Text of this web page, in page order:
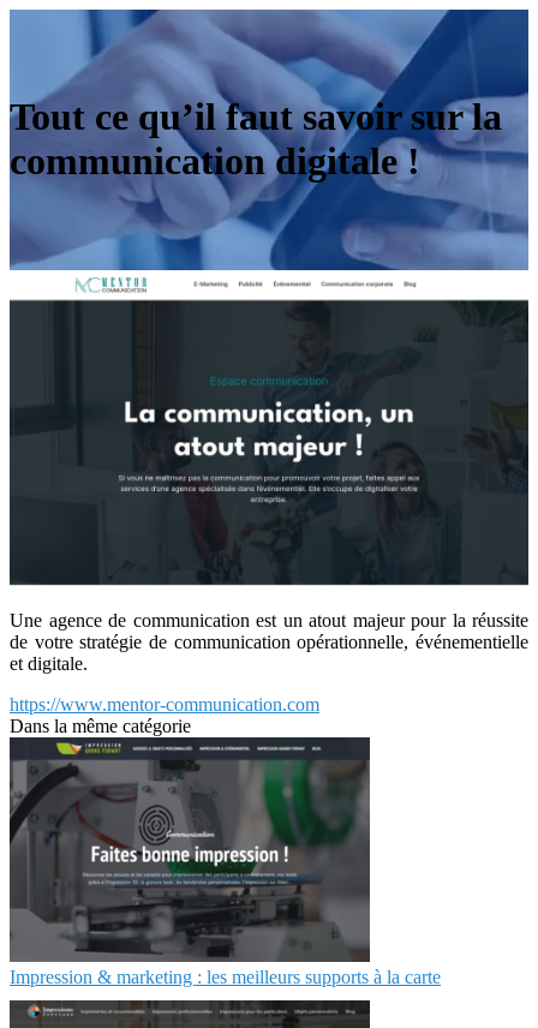
Tout ce qu’il faut savoir sur la
communication digitale !
Une agence de communication est un atout majeur pour la réussite
de votre stratégie de communication opérationnelle, événementielle
et digitale.
https://www.mentor-communication.com
Dans la même catégorie
Impression & marketing : les meilleurs supports à la carte